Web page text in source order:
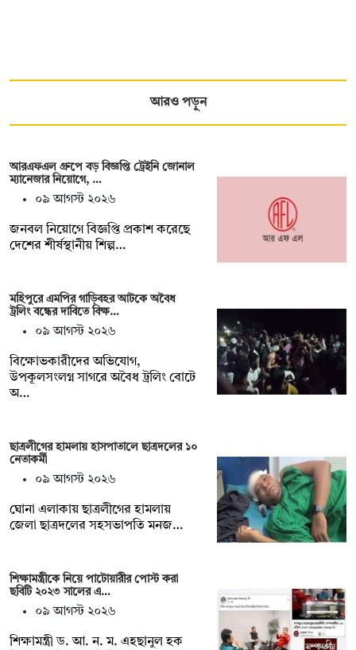
আরও পড়ুন
আরএফএল গ্রুপে বড় বিজ্ঞপ্তি ট্রেইনি জোনাল
ম্যানেজার নিয়োগে, …
০৯ আগস্ট ২০২৬
জনবল নিয়োগে বিজ্ঞপ্তি প্রকাশ করেছে
দেশের শীর্ষস্থানীয় শিল্প…
মহিপুরে এমপির গাড়িবহর আটকে অবৈধ
ট্রলিং বন্ধের দাবিতে বিক্ষ…
০৯ আগস্ট ২০২৬
বিক্ষোভকারীদের অভিযোগ,
উপকূলসংলগ্ন সাগরে অবৈধ ট্রলিং বোটে
অ…
ছাত্রলীগের হামলায় হাসপাতালে ছাত্রদলের ১০
নেতাকর্মী
০৯ আগস্ট ২০২৬
ঘোনা এলাকায় ছাত্রলীগের হামলায়
জেলা ছাত্রদলের সহসভাপতি মনজ…
শিক্ষামন্ত্রীকে নিয়ে পাটোয়ারীর পোস্ট করা
ছবিটি ২০২৩ সালের এ…
০৯ আগস্ট ২০২৬
শিক্ষামন্ত্রী ড. আ. ন. ম. এহছানুল হক